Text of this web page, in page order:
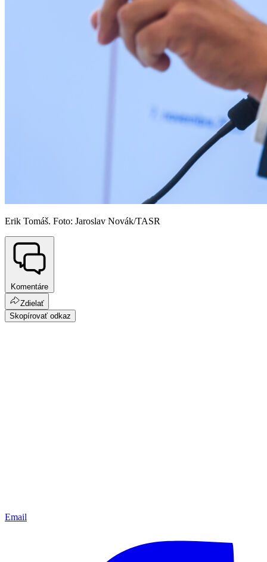
Erik Tomáš. Foto: Jaroslav Novák/TASR
Komentáre
Zdielať
Skopírovať odkaz
Email